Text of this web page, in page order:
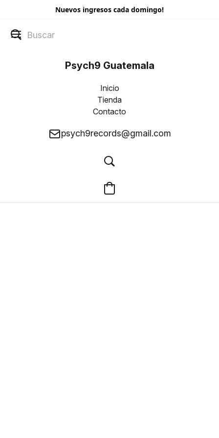
Nuevos ingresos cada domingo!
Psych9 Guatemala
Inicio
Tienda
Contacto
psych9records@gmail.com